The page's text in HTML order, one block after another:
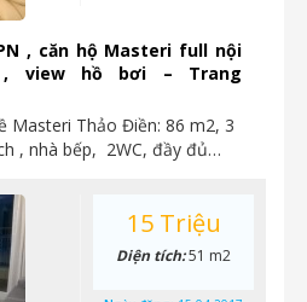
, căn hộ Masteri full nội
view hồ bơi – Trang
Masteri Thảo Điền: 86 m2, 3
, nhà bếp, 2WC, đầy đủ…
15 Triệu
Diện tích:51 m2